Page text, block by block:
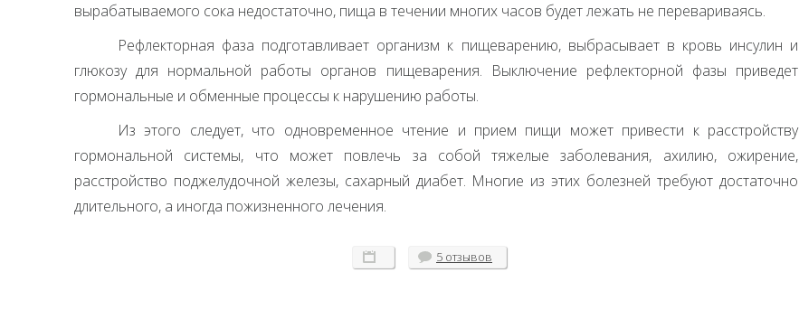
вырабатываемого сока недостаточно, пища в течении многих часов будет лежать не перевариваясь.
Рефлекторная фаза подготавливает организм к пищеварению, выбрасывает в кровь инсулин и
глюкозу для нормальной работы органов пищеварения. Выключение рефлекторной фазы приведет
гормональные и обменные процессы к нарушению работы.
Из этого следует, что одновременное чтение и прием пищи может привести к расстройству
гормональной системы, что может повлечь за собой тяжелые заболевания, ахилию, ожирение,
расстройство поджелудочной железы, сахарный диабет. Многие из этих болезней требуют достаточно
длительного, а иногда пожизненного лечения.
5 отзывов